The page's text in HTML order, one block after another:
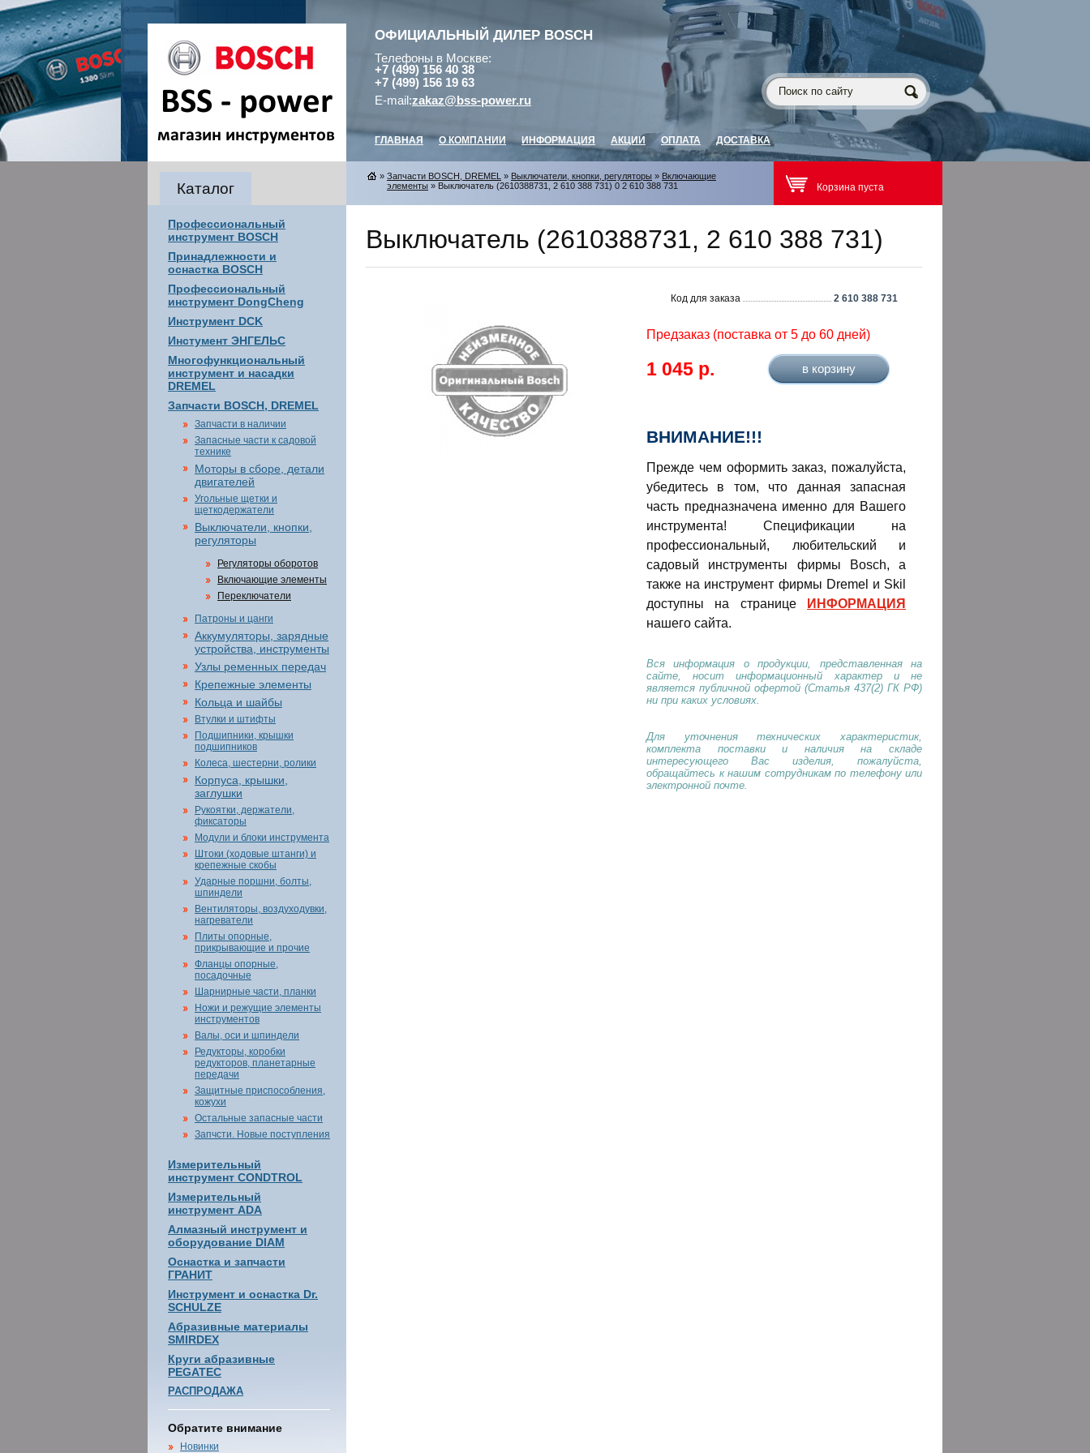
ОФИЦИАЛЬНЫЙ ДИЛЕР BOSCH
Телефоны в Москве:
+7 (499) 156 40 38
+7 (499) 156 19 63
E-mail:zakaz@bss-power.ru
ГЛАВНАЯ О КОМПАНИИ ИНФОРМАЦИЯ АКЦИИ ОПЛАТА ДОСТАВКА
Каталог
Профессиональный
инструмент BOSCH
Принадлежности и
оснастка BOSCH
Профессиональный
инструмент DongCheng
Инструмент DCK
Инстумент ЭНГЕЛЬС
Многофункциональный
инструмент и насадки
DREMEL
Запчасти BOSCH, DREMEL
Запчасти в наличии
Запасные части к садовой
технике
Моторы в сборе, детали
двигателей
Угольные щетки и
щеткодержатели
Выключатели, кнопки,
регуляторы
Регуляторы оборотов
Включающие элементы
Переключатели
Патроны и цанги
Аккумуляторы, зарядные
устройства, инструменты
Узлы ременных передач
Крепежные элементы
Кольца и шайбы
Втулки и штифты
Подшипники, крышки
подшипников
Колеса, шестерни, ролики
Корпуса, крышки,
заглушки
Рукоятки, держатели,
фиксаторы
Модули и блоки инструмента
Штоки (ходовые штанги) и
крепежные скобы
Ударные поршни, болты,
шпиндели
Вентиляторы, воздуходувки,
нагреватели
Плиты опорные,
прикрывающие и прочие
Фланцы опорные,
посадочные
Шарнирные части, планки
Ножи и режущие элементы
инструментов
Валы, оси и шпиндели
Редукторы, коробки
редукторов, планетарные
передачи
Защитные приспособления,
кожухи
Остальные запасные части
Запчсти. Новые поступления
Измерительный
инструмент CONDTROL
Измерительный
инструмент ADA
Алмазный инструмент и
оборудование DIAM
Оснастка и запчасти
ГРАНИТ
Инструмент и оснастка Dr.
SCHULZE
Абразивные материалы
SMIRDEX
Круги абразивные
PEGATEC
РАСПРОДАЖА
Обратите внимание
Новинки
» Запчасти BOSCH, DREMEL » Выключатели, кнопки, регуляторы » Включающие
элементы » Выключатель (2610388731, 2 610 388 731) 0 2 610 388 731 Корзина пуста
Выключатель (2610388731, 2 610 388 731)
Код для заказа 2 610 388 731
Предзаказ (поставка от 5 до 60 дней)
1 045 р.
ВНИМАНИЕ!!!
Прежде чем оформить заказ, пожалуйста,
убедитесь в том, что данная запасная
часть предназначена именно для Вашего
инструмента! Спецификации на
профессиональный, любительский и
садовый инструменты фирмы Bosch, а
также на инструмент фирмы Dremel и Skil
доступны на странице
ИНФОРМАЦИЯ
нашего сайта.
Вся информация о продукции, представленная на
сайте, носит информационный характер и не
является публичной офертой (Статья 437(2) ГК РФ)
ни при каких условиях.
Для уточнения технических характеристик,
комплекта поставки и наличия на складе
интересующего Вас изделия, пожалуйста,
обращайтесь к нашим сотрудникам по телефону или
электронной почте.